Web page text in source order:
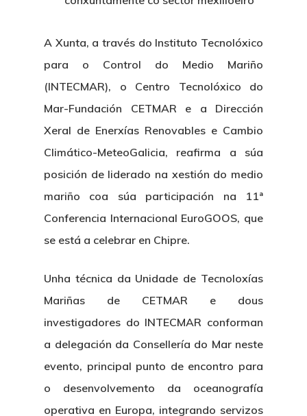
A Xunta, a través do Instituto Tecnolóxico
para o Control do Medio Mariño
(INTECMAR), o Centro Tecnolóxico do
Mar-Fundación CETMAR e a Dirección
Xeral de Enerxías Renovables e Cambio
Climático-MeteoGalicia, reafirma a súa
posición de liderado na xestión do medio
mariño coa súa participación na 11ª
Conferencia Internacional EuroGOOS, que
se está a celebrar en Chipre.
Unha técnica da Unidade de Tecnoloxías
Mariñas de CETMAR e dous
investigadores do INTECMAR conforman
a delegación da Consellería do Mar neste
evento, principal punto de encontro para
o desenvolvemento da oceanografía
operativa en Europa, integrando servizos